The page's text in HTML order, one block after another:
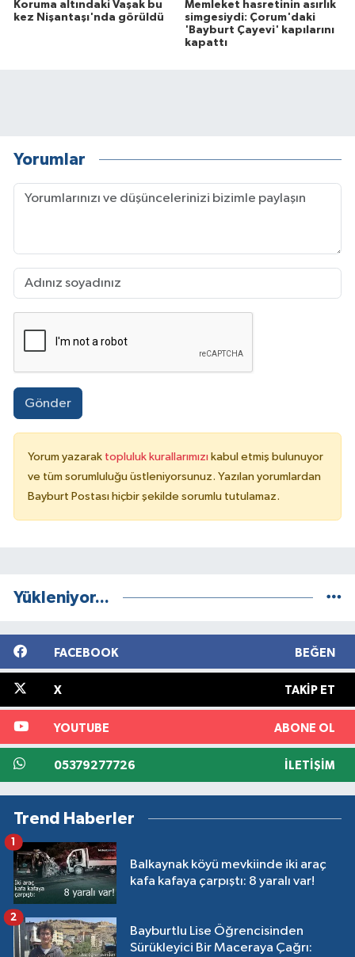
Koruma altındaki Vaşak bu
kez Nişantaşı'nda görüldü
Memleket hasretinin asırlık
simgesiydi: Çorum'daki
'Bayburt Çayevi' kapılarını
kapattı
Yorumlar
Gönder
Yorum yazarak topluluk kurallarımızı kabul etmiş bulunuyor
ve tüm sorumluluğu üstleniyorsunuz. Yazılan yorumlardan
Bayburt Postası hiçbir şekilde sorumlu tutulamaz.
Yükleniyor...
FACEBOOK BEĞEN
X TAKIP ET
YOUTUBE ABONE OL
05379277726 İLETIŞIM
Trend Haberler
Balkaynak köyü mevkiinde iki araç
kafa kafaya çarpıştı: 8 yaralı var!
1
Bayburtlu Lise Öğrencisinden
Sürükleyici Bir Maceraya Çağrı:
2